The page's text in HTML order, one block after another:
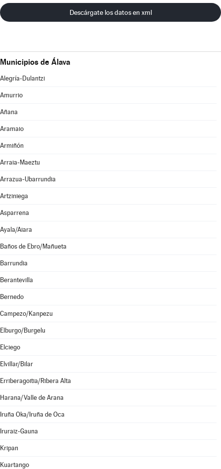
Descárgate los datos en xml
Municipios de Álava
Alegría-Dulantzi
Amurrio
Añana
Aramaio
Armiñón
Arraia-Maeztu
Arrazua-Ubarrundia
Artziniega
Asparrena
Ayala/Aiara
Baños de Ebro/Mañueta
Barrundia
Berantevilla
Bernedo
Campezo/Kanpezu
Elburgo/Burgelu
Elciego
Elvillar/Bilar
Erriberagoitia/Ribera Alta
Harana/Valle de Arana
Iruña Oka/Iruña de Oca
Iruraiz-Gauna
Kripan
Kuartango